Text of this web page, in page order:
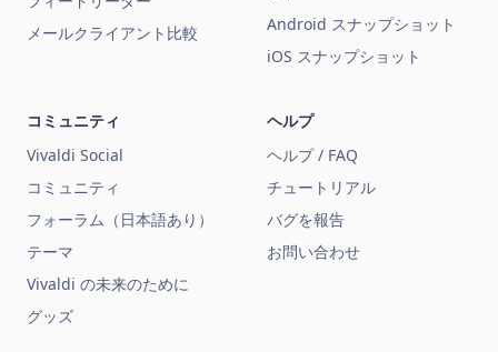
メールクライアント比較
Android スナップショット
iOS スナップショット
コミュニティ
Vivaldi Social
コミュニティ
フォーラム（日本語あり）
テーマ
Vivaldi の未来のために
グッズ
ヘルプ
ヘルプ / FAQ
チュートリアル
バグを報告
お問い合わせ